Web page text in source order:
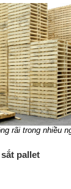
rãi trong nhiều
pallet